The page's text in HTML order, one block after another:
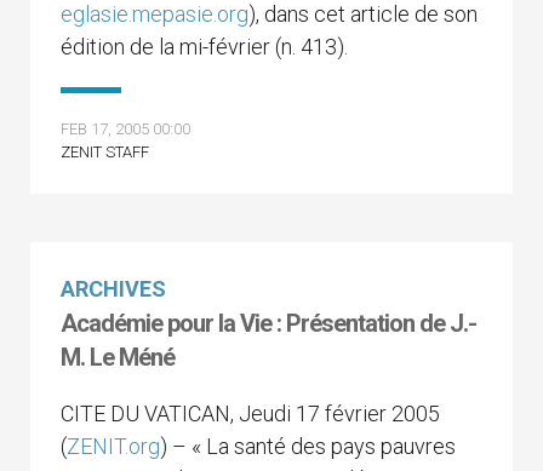
eglasie.mepasie.org), dans cet article de son
édition de la mi-février (n. 413).
FEB 17, 2005 00:00
ZENIT STAFF
ARCHIVES
Académie pour la Vie : Présentation de J.-
M. Le Méné
CITE DU VATICAN, Jeudi 17 février 2005
(ZENIT.org) – « La santé des pays pauvres